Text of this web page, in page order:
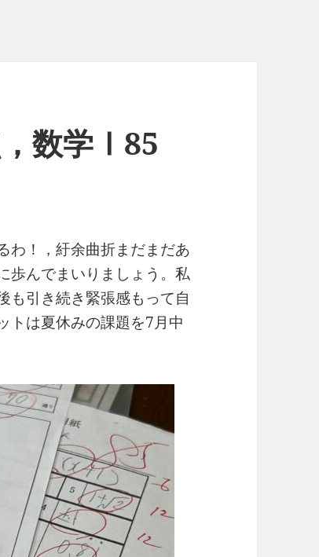
，数学Ⅰ85
わ！，紆余曲折まだまだあ
歩んでまいりましょう。私
も引き続き緊張感もって自
トは夏休みの課題を7月中